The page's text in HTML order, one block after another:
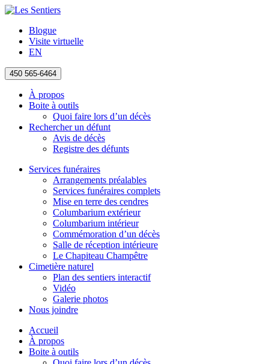
Blogue
Visite virtuelle
EN
450 565-6464
À propos
Boite à outils
Quoi faire lors d’un décès
Rechercher un défunt
Avis de décès
Registre des défunts
Services funéraires
Arrangements préalables
Services funéraires complets
Mise en terre des cendres
Columbarium extérieur
Columbarium intérieur
Commémoration d’un décès
Salle de réception intérieure
Le Chapiteau Champêtre
Cimetière naturel
Plan des sentiers interactif
Vidéo
Galerie photos
Nous joindre
Accueil
À propos
Boite à outils